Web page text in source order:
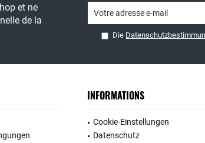
et ne
de la
Die
INFORMATIONS
Cookie-Einstellungen
Datenschutz